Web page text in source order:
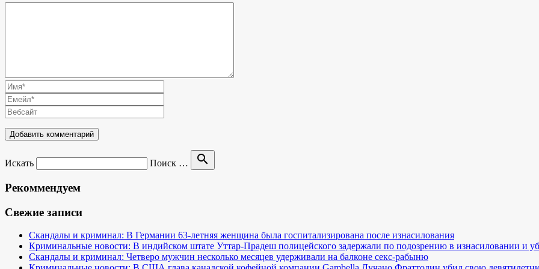
Искать Поиск … search
Рекоммендуем
Свежие записи
Скандалы и криминал: В Германии 63-летняя женщина была госпитализирована после изнасилования
Криминальные новости: В индийском штате Уттар-Прадеш полицейского задержали по подозрению в изнасиловании и
Скандалы и криминал: Четверо мужчин несколько месяцев удерживали на балконе секс-рабыню